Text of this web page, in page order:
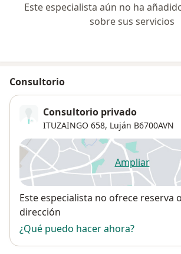
Este especialista aún no ha
sobre sus servicios
Consultorio
Consultorio privado
ITUZAINGO 658, Luján B6700AVN
Ampliar
se abre
Disponibilidad
Este especialista no ofrece reserva
dirección
¿Qué puedo hacer ahora?